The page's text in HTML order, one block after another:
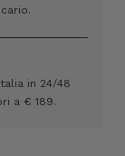
in 24/48
a € 189.